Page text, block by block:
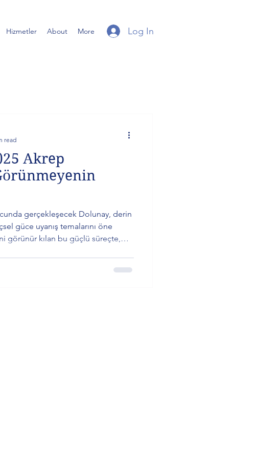
Hizmetler About More Log In
Akrep
gerçekleşecek Dolunay, derin
güce uyanış temalarını öne
görünür kılan bu güçlü süreçte,
bekliyor.
read